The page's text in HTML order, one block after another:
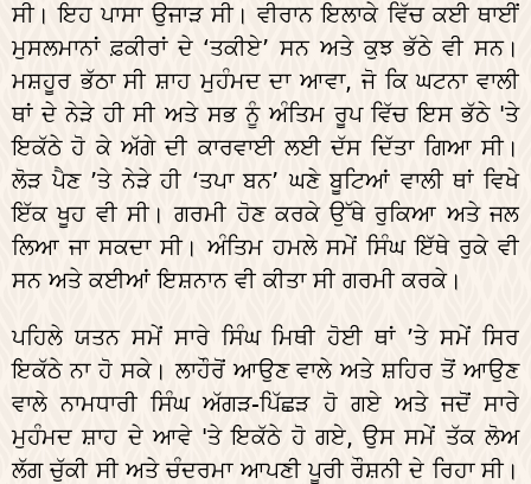
ਸੀ। ਇਹ ਪਾਸਾ ਉਜਾੜ ਸੀ। ਵੀਰਾਨ ਇਲਾਕੇ ਵਿੱਚ ਕਈ ਥਾਈਂ
ਮੁਸਲਮਾਨਾਂ ਫ਼ਕੀਰਾਂ ਦੇ ‘ਤਕੀਏ’ ਸਨ ਅਤੇ ਕੁਝ ਭੱਠੇ ਵੀ ਸਨ।
ਮਸ਼ਹੂਰ ਭੱਠਾ ਸੀ ਸ਼ਾਹ ਮੁਹੰਮਦ ਦਾ ਆਵਾ, ਜੋ ਕਿ ਘਟਨਾ ਵਾਲੀ
ਥਾਂ ਦੇ ਨੇੜੇ ਹੀ ਸੀ ਅਤੇ ਸਭ ਨੂੰ ਅੰਤਿਮ ਰੂਪ ਵਿੱਚ ਇਸ ਭੱਠੇ 'ਤੇ
ਇਕੱਠੇ ਹੋ ਕੇ ਅੱਗੇ ਦੀ ਕਾਰਵਾਈ ਲਈ ਦੱਸ ਦਿੱਤਾ ਗਿਆ ਸੀ।
ਲੋੜ ਪੈਣ ’ਤੇ ਨੇੜੇ ਹੀ ‘ਤਪਾ ਬਨ’ ਘਣੇ ਬੂਟਿਆਂ ਵਾਲੀ ਥਾਂ ਵਿਖੇ
ਇੱਕ ਖੂਹ ਵੀ ਸੀ। ਗਰਮੀ ਹੋਣ ਕਰਕੇ ਉੱਥੇ ਰੁਕਿਆ ਅਤੇ ਜਲ
ਲਿਆ ਜਾ ਸਕਦਾ ਸੀ। ਅੰਤਿਮ ਹਮਲੇ ਸਮੇਂ ਸਿੰਘ ਇੱਥੇ ਰੁਕੇ ਵੀ
ਸਨ ਅਤੇ ਕਈਆਂ ਇਸ਼ਨਾਨ ਵੀ ਕੀਤਾ ਸੀ ਗਰਮੀ ਕਰਕੇ।
ਪਹਿਲੇ ਯਤਨ ਸਮੇਂ ਸਾਰੇ ਸਿੰਘ ਮਿਥੀ ਹੋਈ ਥਾਂ ’ਤੇ ਸਮੇਂ ਸਿਰ
ਇਕੱਠੇ ਨਾ ਹੋ ਸਕੇ। ਲਾਹੌਰੋਂ ਆਉਣ ਵਾਲੇ ਅਤੇ ਸ਼ਹਿਰ ਤੋਂ ਆਉਣ
ਵਾਲੇ ਨਾਮਧਾਰੀ ਸਿੰਘ ਅੱਗੜ-ਪਿੱਛੜ ਹੋ ਗਏ ਅਤੇ ਜਦੋਂ ਸਾਰੇ
ਮੁਹੰਮਦ ਸ਼ਾਹ ਦੇ ਆਵੇ 'ਤੇ ਇਕੱਠੇ ਹੋ ਗਏ, ਉਸ ਸਮੇਂ ਤੱਕ ਲੋਅ
ਲੱਗ ਚੁੱਕੀ ਸੀ ਅਤੇ ਚੰਦਰਮਾ ਆਪਣੀ ਪੂਰੀ ਰੌਸ਼ਨੀ ਦੇ ਰਿਹਾ ਸੀ।